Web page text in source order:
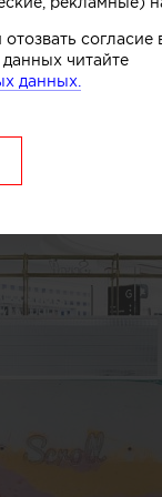
в
читайте
данных.